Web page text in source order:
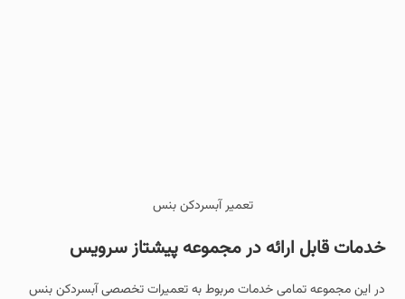
تعمیر آبسردکن بنس
خدمات قابل ارائه در مجموعه پیشتاز سرویس
در این مجموعه تمامی خدمات مربوط به تعمیرات تخصصی آبسردکن بنس